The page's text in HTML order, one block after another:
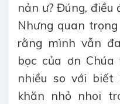
nản ư? Đúng, điều
Nhưng quan
rằng mình vẫn
bọc của ơn
nhiều so với biết
khăn nhỏ nhoi